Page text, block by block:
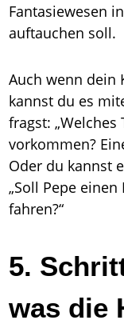
Fantasiewesen
auftauchen soll.
Auch wenn dein
kannst du es
fragst:
vorkommen?
Oder du kannst
„Soll Pepe
fahren?“
5.
was die